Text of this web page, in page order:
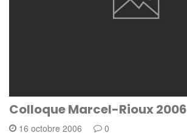
Colloque Marcel-Rioux 2006
16 octobre 2006 0